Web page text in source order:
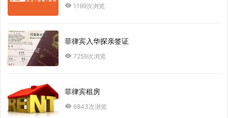
1199次浏览
菲律宾入华探亲签证
7259次浏览
菲律宾租房
6843次浏览